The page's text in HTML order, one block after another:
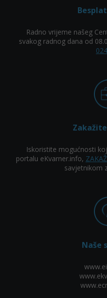
Radno vrijeme našeg
svakog radnog dana od
Iskoristite mogućnosti
portalu eKvarner.info,
savjetnikom
Naše